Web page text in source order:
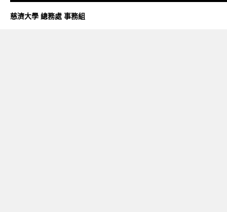
慈濟大學 總務處 事務組